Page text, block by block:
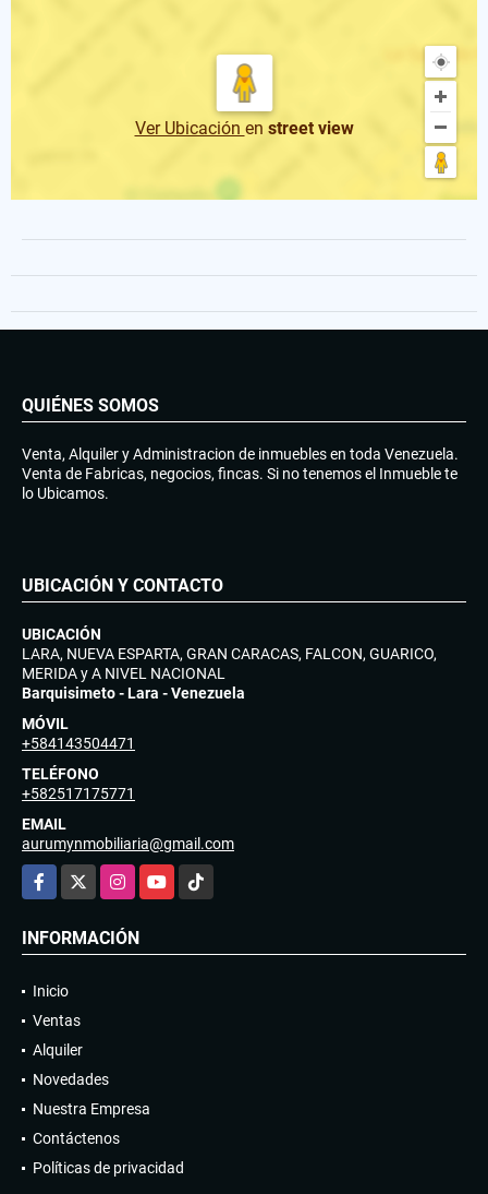
Ver Ubicación en street view
QUIÉNES SOMOS
Venta, Alquiler y Administracion de inmuebles en toda Venezuela.
Venta de Fabricas, negocios, fincas. Si no tenemos el Inmueble te
lo Ubicamos.
UBICACIÓN Y CONTACTO
UBICACIÓN
LARA, NUEVA ESPARTA, GRAN CARACAS, FALCON, GUARICO,
MERIDA y A NIVEL NACIONAL
Barquisimeto - Lara - Venezuela
MÓVIL
+584143504471
TELÉFONO
+582517175771
EMAIL
aurumynmobiliaria@gmail.com
Facebook
InstagramYouTubeTikTok
INFORMACIÓN
Inicio
Ventas
Alquiler
Novedades
Nuestra Empresa
Contáctenos
Políticas de privacidad